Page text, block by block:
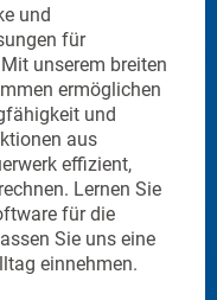
Für Einsteiger und
Wissen erweitern oder
In diesem 2-tägigen
gezielt Ihre Kenntnisse in
Gebäudemodell (GEO)
Sie erhalten einen
Programmbedienung
theoretischen
Bemessung kennen.
durch praxisnahe Live-
interaktive Übungen, in